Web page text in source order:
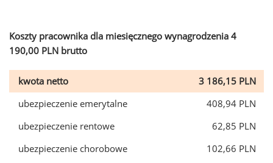
Koszty pracownika dla miesięcznego wynagrodzenia 4
190,00 PLN brutto
kwota netto
3 186,15 PLN
ubezpieczenie emerytalne
408,94 PLN
ubezpieczenie rentowe
62,85 PLN
ubezpieczenie chorobowe
102,66 PLN